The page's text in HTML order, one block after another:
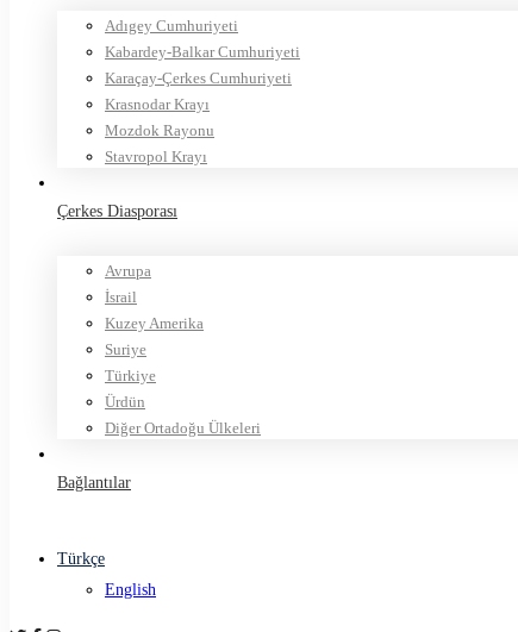
Adıgey Cumhuriyeti
Kabardey-Balkar Cumhuriyeti
Karaçay-Çerkes Cumhuriyeti
Krasnodar Krayı
Mozdok Rayonu
Stavropol Krayı
Çerkes Diasporası
Avrupa
İsrail
Kuzey Amerika
Suriye
Türkiye
Ürdün
Diğer Ortadoğu Ülkeleri
Bağlantılar
Türkçe
English